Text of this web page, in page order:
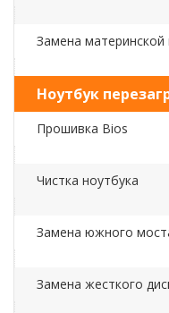
Замена материнской
Ноутбук
Прошивка Bios
Чистка ноутбука
Замена южного
Замена жесткого